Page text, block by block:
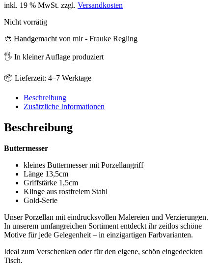
inkl. 19 % MwSt. zzgl. Versandkosten
Nicht vorrätig
🎨 Handgemacht von mir - Frauke Regling
🖐️ In kleiner Auflage produziert
📦 Lieferzeit: 4–7 Werktage
Beschreibung
Zusätzliche Informationen
Beschreibung
Buttermesser
kleines Buttermesser mit Porzellangriff
Länge 13,5cm
Griffstärke 1,5cm
Klinge aus rostfreiem Stahl
Gold-Serie
Unser Porzellan mit eindrucksvollen Malereien und Verzierungen.
In unserem umfangreichen Sortiment entdeckt ihr zeitlos schöne
Motive für jede Gelegenheit – in einzigartigen Farbvarianten.
Ideal zum Verschenken oder für den eigene, schön eingedeckten
Tisch.